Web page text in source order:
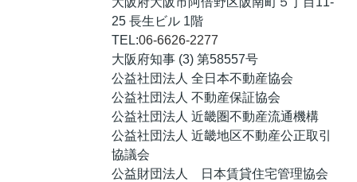
25 長生ビル 1階
TEL:06-6626-2277
大阪府知事 (3) 第58557号
公益社団法人 全日本不動産協会
公益社団法人 不動産保証協会
公益社団法人 近畿圏不動産流通機構
公益社団法人 近畿地区不動産公正取引
協議会
公益財団法人 日本賃貸住宅管理協会